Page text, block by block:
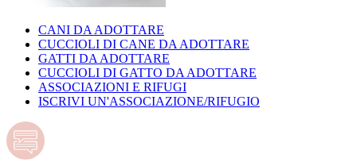
CANI DA ADOTTARE
CUCCIOLI DI CANE DA ADOTTARE
GATTI DA ADOTTARE
CUCCIOLI DI GATTO DA ADOTTARE
ASSOCIAZIONI E RIFUGI
ISCRIVI UN'ASSOCIAZIONE/RIFUGIO